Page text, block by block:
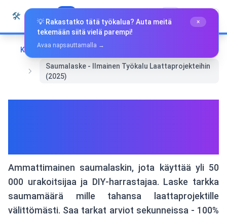
Siirry sisältöön
🛠️ Suomi
Koti
Muut työkalut
Saumalaske - Ilmainen Työkalu Laattaprojekteihin
(2025)
Ammattimainen saumalaskin, jota käyttää yli 50
000 urakoitsijaa ja DIY-harrastajaa. Laske tarkka
saumamäärä mille tahansa laattaprojektille
välittömästi. Saa tarkat arviot sekunneissa - 100%
💡 Rakastatko tätä työkalua? Auta meitä
tekemään siitä vielä parempi!
×
Avaa napsauttamalla →